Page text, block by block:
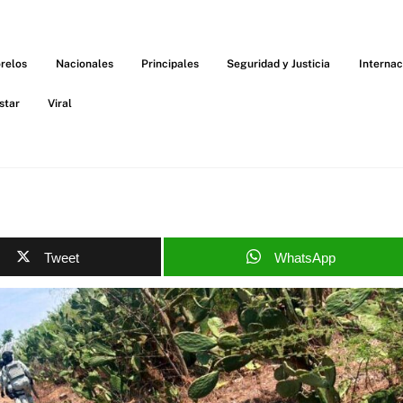
Nacionales Principales Seguridad y Justicia
Viral
Tweet WhatsApp